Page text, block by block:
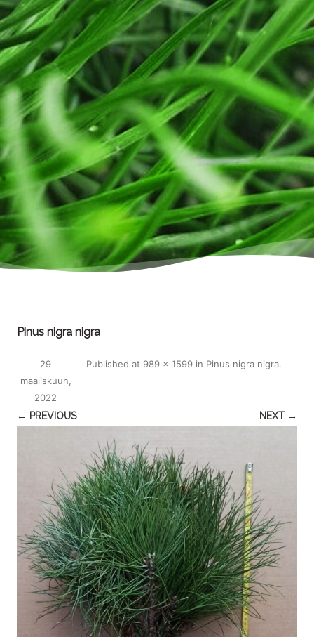
Pinus nigra nigra
Published
29
maaliskuun,
2022
at 989 × 1599 in Pinus nigra nigra.
← PREVIOUS NEXT →